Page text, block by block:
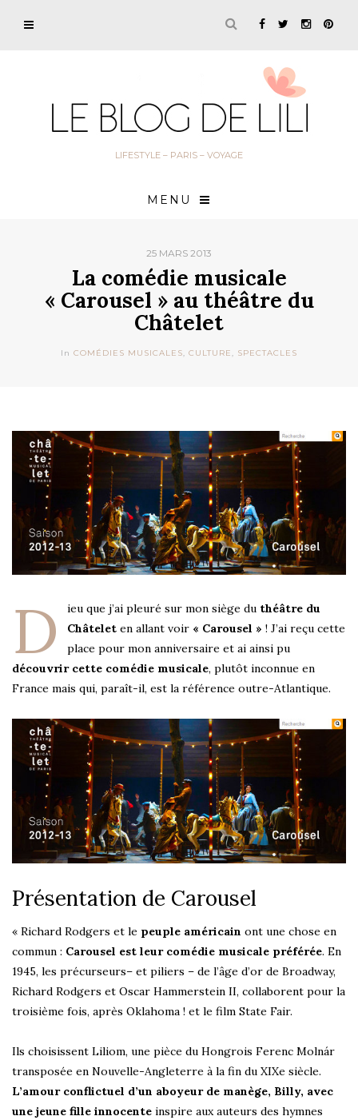
LIFESTYLE – PARIS – VOYAGE
MENU
25 MARS 2013
La comédie musicale
« Carousel » au théâtre du
Châtelet
In COMÉDIES MUSICALES, CULTURE, SPECTACLES
D ieu que j’ai pleuré sur mon siège du théâtre du
Châtelet en allant voir « Carousel » ! J’ai reçu cette
place pour mon anniversaire et ai ainsi pu
découvrir cette comédie musicale, plutôt inconnue en
France mais qui, paraît-il, est la référence outre-Atlantique.
Présentation de Carousel
« Richard Rodgers et le peuple américain ont une chose en
commun : Carousel est leur comédie musicale préférée. En
1945, les précurseurs– et piliers – de l’âge d’or de Broadway,
Richard Rodgers et Oscar Hammerstein II, collaborent pour la
troisième fois, après Oklahoma ! et le film State Fair.
Ils choisissent Liliom, une pièce du Hongrois Ferenc Molnár
transposée en Nouvelle-Angleterre à la fin du XIXe siècle.
L’amour conflictuel d’un aboyeur de manège, Billy, avec
une jeune fille innocente inspire aux auteurs des hymnes